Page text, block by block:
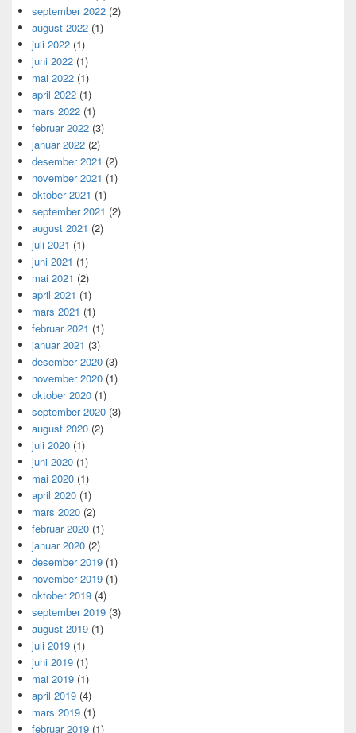
september 2022 (2)
august 2022 (1)
juli 2022 (1)
juni 2022 (1)
mai 2022 (1)
april 2022 (1)
mars 2022 (1)
februar 2022 (3)
januar 2022 (2)
desember 2021 (2)
november 2021 (1)
oktober 2021 (1)
september 2021 (2)
august 2021 (2)
juli 2021 (1)
juni 2021 (1)
mai 2021 (2)
april 2021 (1)
mars 2021 (1)
februar 2021 (1)
januar 2021 (3)
desember 2020 (3)
november 2020 (1)
oktober 2020 (1)
september 2020 (3)
august 2020 (2)
juli 2020 (1)
juni 2020 (1)
mai 2020 (1)
april 2020 (1)
mars 2020 (2)
februar 2020 (1)
januar 2020 (2)
desember 2019 (1)
november 2019 (1)
oktober 2019 (4)
september 2019 (3)
august 2019 (1)
juli 2019 (1)
juni 2019 (1)
mai 2019 (1)
april 2019 (4)
mars 2019 (1)
februar 2019 (1)